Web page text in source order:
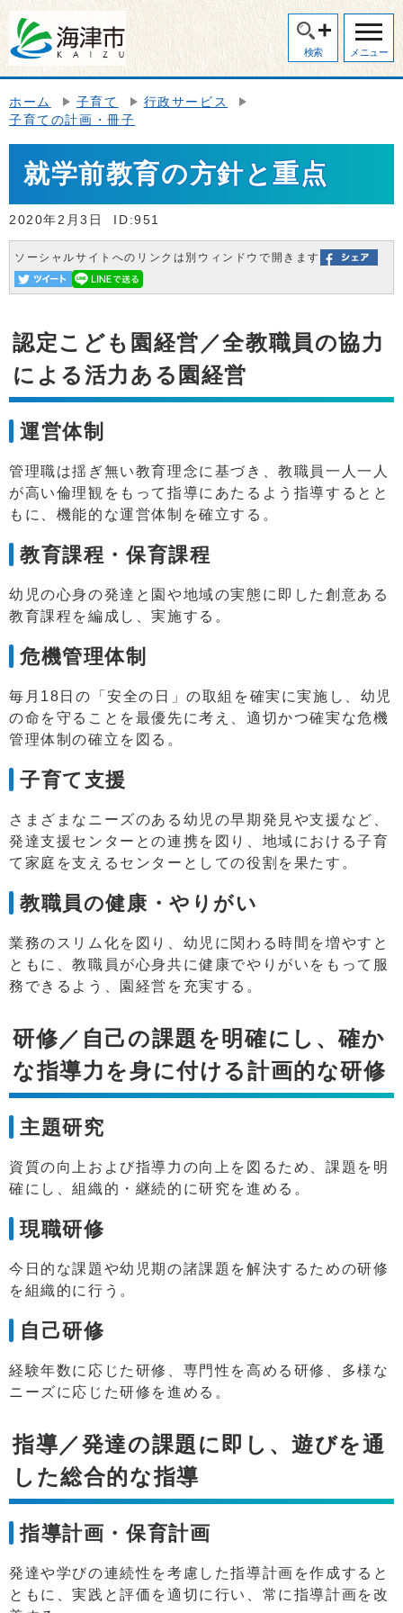
検索 メニュー
ホーム 子育て
行政サービス
子育ての計画・冊子
就学前教育の方針と重点
2020年2月3日 ID:951
ソーシャルサイトへのリンクは別ウィンドウで開きます
認定こども園経営／全教職員の協力
による活力ある園経営
運営体制
管理職は揺ぎ無い教育理念に基づき、教職員一人一人
が高い倫理観をもって指導にあたるよう指導するとと
もに、機能的な運営体制を確立する。
教育課程・保育課程
幼児の心身の発達と園や地域の実態に即した創意ある
教育課程を編成し、実施する。
危機管理体制
毎月18日の「安全の日」の取組を確実に実施し、幼児
の命を守ることを最優先に考え、適切かつ確実な危機
管理体制の確立を図る。
子育て支援
さまざまなニーズのある幼児の早期発見や支援など、
発達支援センターとの連携を図り、地域における子育
て家庭を支えるセンターとしての役割を果たす。
教職員の健康・やりがい
業務のスリム化を図り、幼児に関わる時間を増やすと
ともに、教職員が心身共に健康でやりがいをもって服
務できるよう、園経営を充実する。
研修／自己の課題を明確にし、確か
な指導力を身に付ける計画的な研修
主題研究
資質の向上および指導力の向上を図るため、課題を明
確にし、組織的・継続的に研究を進める。
現職研修
今日的な課題や幼児期の諸課題を解決するための研修
を組織的に行う。
自己研修
経験年数に応じた研修、専門性を高める研修、多様な
ニーズに応じた研修を進める。
指導／発達の課題に即し、遊びを通
した総合的な指導
指導計画・保育計画
発達や学びの連続性を考慮した指導計画を作成すると
ともに、実践と評価を適切に行い、常に指導計画を改